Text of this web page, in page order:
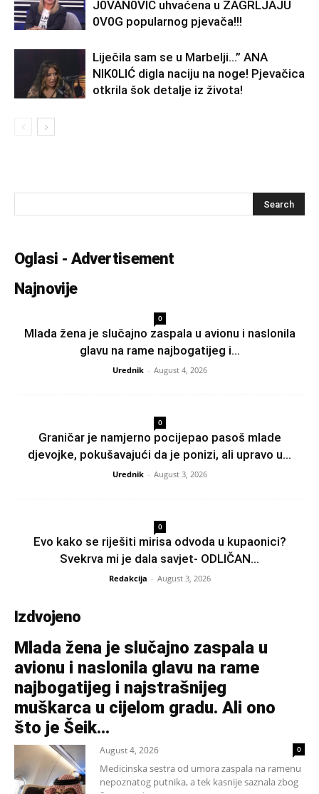
J0VAN0VIĆ uhvaćena u ZAGRLJAJU
0V0G popularnog pjevača!!!
Liječila sam se u Marbelji…” ANA
NlK0LlĆ digla naciju na noge! Pjevačica
otkrila šok detalje iz života!
Oglasi - Advertisement
Najnovije
0
Mlada žena je slučajno zaspala u avionu i naslonila
glavu na rame najbogatijeg i...
Urednik - August 4, 2026
0
Graničar je namjerno pocijepao pasoš mlade
djevojke, pokušavajući da je ponizi, ali upravo u...
Urednik - August 3, 2026
0
Evo kako se riješiti mirisa odvoda u kupaonici?
Svekrva mi je dala savjet- ODLIČAN...
Redakcija - August 3, 2026
Izdvojeno
Mlada žena je slučajno zaspala u
avionu i naslonila glavu na rame
najbogatijeg i najstrašnijeg
muškarca u cijelom gradu. Ali ono
što je Šeik...
August 4, 2026 0
Medicinska sestra od umora zaspala na ramenu
nepoznatog putnika, a tek kasnije saznala zbog